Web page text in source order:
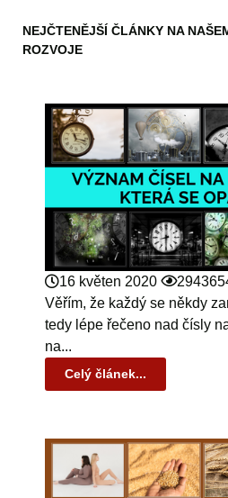
NEJČTENĚJŠÍ ČLÁNKY NA
ROZVOJE
16 květen 2020
Věřím, že každý se někdy
tedy lépe řečeno nad čísly
na...
Celý článek...